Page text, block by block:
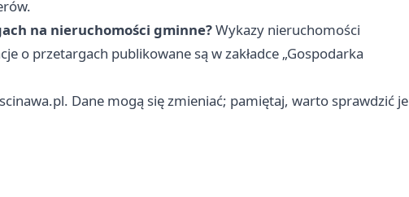
na nieruchomości gminne?Wykazy nieruchomości
o przetargach publikowane są w zakładce „Gospodarka
Dane mogą się zmieniać; pamiętaj, warto sprawdzić je